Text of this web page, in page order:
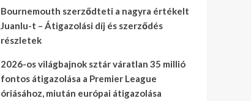
Bournemouth szerződteti a nagyra értékelt
Juanlu-t – Átigazolási díj és szerződés
részletek
2026-os világbajnok sztár váratlan 35 millió
fontos átigazolása a Premier League
óriásához, miután európai átigazolása